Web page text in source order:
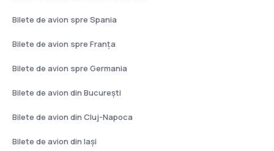
Bilete de avion spre Spania
Bilete de avion spre Franţa
Bilete de avion spre Germania
Bilete de avion din București
Bilete de avion din Cluj-Napoca
Bilete de avion din Iași